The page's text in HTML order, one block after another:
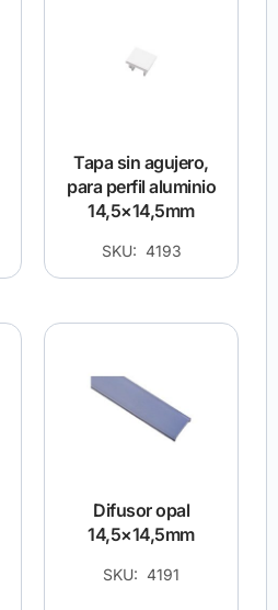
Tapa sin agujero,
para perfil aluminio
14,5×14,5mm
SKU: 4193
Difusor opal
14,5×14,5mm
SKU: 4191